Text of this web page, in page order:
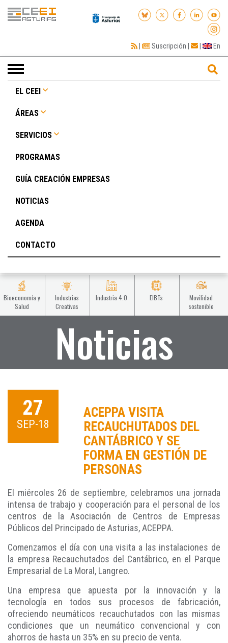
| Suscripción | | En
Toggle
navigation
EL CEEI
ÁREAS
SERVICIOS
PROGRAMAS
GUÍA CREACIÓN EMPRESAS
NOTICIAS
AGENDA
CONTACTO
Bioeconomía y
Salud
Industrias
Creativas
Industria 4.0 EIBTs
Movilidad
sostenible
Noticias
27
SEP-18
ACEPPA VISITA
RECAUCHUTADOS DEL
CANTÁBRICO Y SE
FORMA EN GESTIÓN DE
PERSONAS
El miércoles 26 de septiembre, celebramos una jornada
intensa de trabajo y cooperación para el personal de los
centros de la Asociación de Centros de Empresas
Públicos del Principado de Asturias, ACEPPA.
Comenzamos el día con una visita a las instalaciones de
la empresa Recauchutados del Cantábrico, en el Parque
Empresarial de La Moral, Langreo.
Una empresa que apuesta por la innovación y la
tecnología en todos sus procesos de fabricación,
ofreciendo neumáticos recauchutados con las mismas
condiciones que un neumático convencional y con
ahorros de hasta un 35% en su precio de venta.